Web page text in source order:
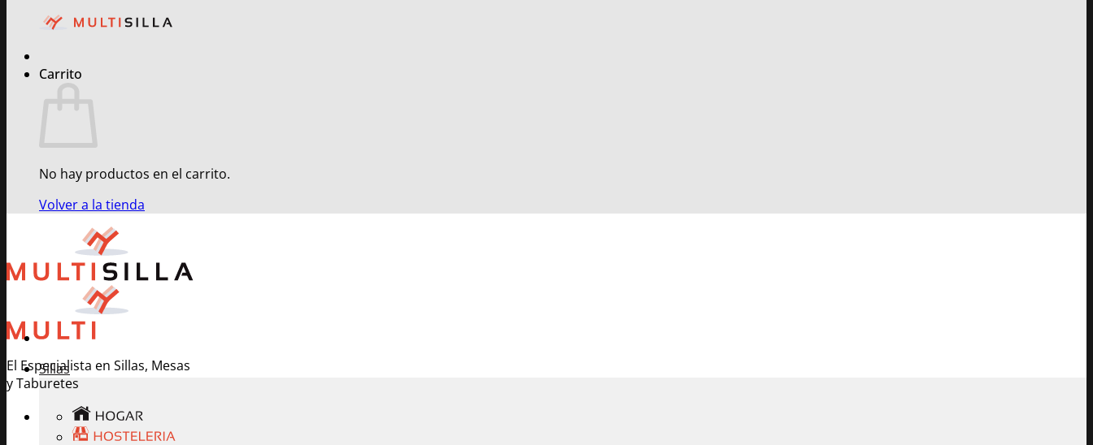
Carrito
No hay productos en el carrito.
Volver a la tienda
El Especialista en Sillas, Mesas
y Taburetes
Sillas